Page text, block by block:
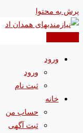
پرش به محتوا
ورود
ورود
ثبت نام
خانه
حساب من
ثبت آگهی